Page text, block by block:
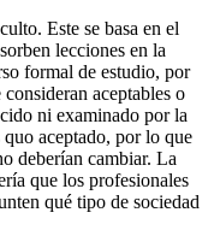
Este se basa en el
lecciones en la
formal de estudio, por
aceptables o
ni examinado por la
aceptado, por lo que
deberían cambiar. La
que los profesionales
qué tipo de sociedad